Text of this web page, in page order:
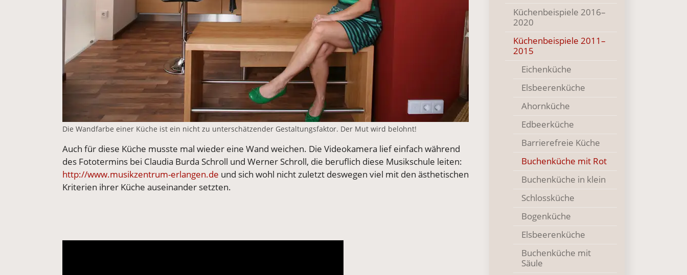
Küchenbeispiele 2016–
2020
Küchenbeispiele 2011–
2015
Eichenküche
Elsbeerenküche
Ahornküche
Edbeerküche
Barrierefreie Küche
Buchenküche mit Rot()
Buchenküche in klein
Schlossküche
Bogenküche
Elsbeerenküche
Buchenküche mit
Säule
Die Wandfarbe einer Küche ist ein nicht zu unterschätzender Gestaltungsfaktor. Der Mut wird belohnt!
Auch für diese Küche musste mal wieder eine Wand weichen. Die Videokamera lief einfach während
des Fototermins bei Claudia Burda Schroll und Werner Schroll, die beruflich diese Musikschule leiten:
http://www.musikzentrum-erlangen.de und sich wohl nicht zuletzt deswegen viel mit den ästhetischen
Kriterien ihrer Küche auseinander setzten.